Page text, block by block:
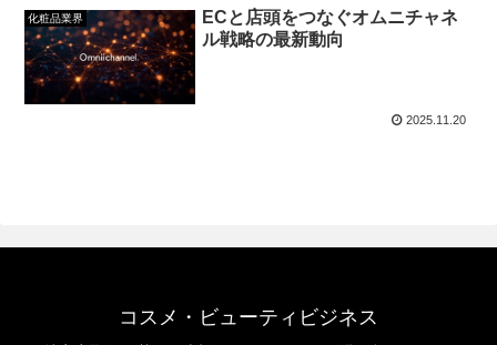
化粧品業界
ECと店頭をつなぐオムニチャネ
ル戦略の最新動向
2025.11.20
コスメ・ビューティビジネス